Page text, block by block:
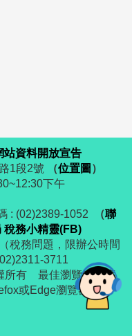
站資料開放宣告
1段2號
（位置圖 ）
下午
: (02)2389-1052
（聯
稅務小精靈(FB)
稅務問題，限辦公時間
3711
所有 最佳瀏覽解析度
或Edge瀏覽器